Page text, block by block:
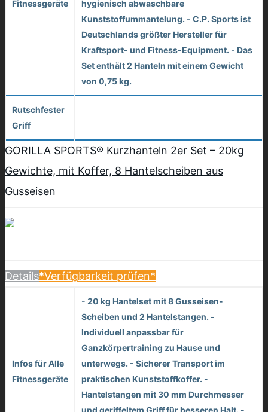
Fitnessgeräte
hygienisch abwaschbare
Kunststoffummantelung. - C.P. Sports ist
Deutschlands größter Hersteller für
Kraftsport- und Fitness-Equipment. - Das
Set enthält 2 Hanteln mit einem Gewicht
von 0,75 kg.
Rutschfester
Griff
GORILLA SPORTS® Kurzhanteln 2er Set – 20kg
Gewichte, mit Koffer, 8 Hantelscheiben aus
Gusseisen
Details*Verfügbarkeit prüfen*
Infos für Alle
Fitnessgeräte
- 20 kg Hantelset mit 8 Gusseisen-
Scheiben und 2 Hantelstangen. -
Individuell anpassbar für
Ganzkörpertraining zu Hause und
unterwegs. - Sicherer Transport im
praktischen Kunststoffkoffer. -
Hantelstangen mit 30 mm Durchmesser
und geriffeltem Griff für besseren Halt. -